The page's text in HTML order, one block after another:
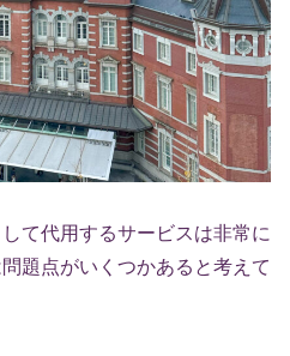
て代用するサービスは非常に
題点がいくつかあると考えて